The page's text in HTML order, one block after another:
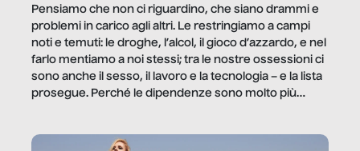
Pensiamo che non ci riguardino, che siano drammi e
problemi in carico agli altri. Le restringiamo a campi
noti e temuti: le droghe, l’alcol, il gioco d’azzardo, e nel
farlo mentiamo a noi stessi; tra le nostre ossessioni ci
sono anche il sesso, il lavoro e la tecnologia – e la lista
prosegue. Perché le dipendenze sono molto più
trae un guadagno. In questo reportage vediamo